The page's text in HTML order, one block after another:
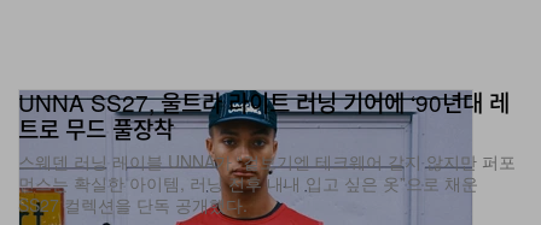
UNNA SS27, 울트라 라이트 러닝 기어에 ‘90년대 레
트로 무드 풀장착
스웨덴 러닝 레이블 UNNA가 “겉보기엔 테크웨어 같지 않지만 퍼포
먼스는 확실한 아이템, 러닝 전후 내내 입고 싶은 옷”으로 채운
SS27 컬렉션을 단독 공개했다.